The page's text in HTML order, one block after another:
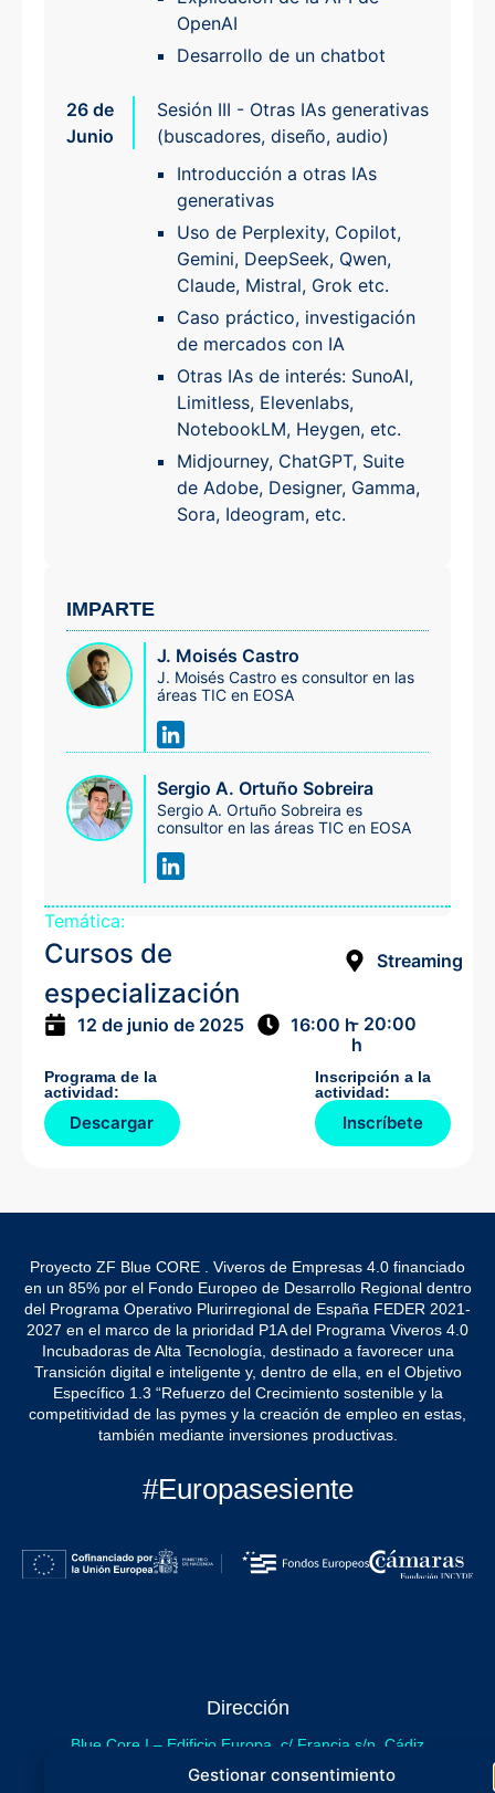
Gestionar consentimiento
OpenAI
Desarrollo de un chatbot
26 de
Junio
Sesión III - Otras IAs generativas
(buscadores, diseño, audio)
Introducción a otras IAs
generativas
Uso de Perplexity, Copilot,
Gemini, DeepSeek, Qwen,
Claude, Mistral, Grok etc.
Caso práctico, investigación
de mercados con IA
Otras IAs de interés: SunoAI,
Limitless, Elevenlabs,
NotebookLM, Heygen, etc.
Midjourney, ChatGPT, Suite
de Adobe, Designer, Gamma,
Sora, Ideogram, etc.
IMPARTE
J. Moisés Castro
J. Moisés Castro es consultor en las
áreas TIC en EOSA
Sergio A. Ortuño Sobreira
Sergio A. Ortuño Sobreira es
consultor en las áreas TIC en EOSA
Streaming
Temática:
Cursos de
especialización
12 de junio de 2025 16:00 h- 20:00
h
Programa de la
actividad:
Descargar
Inscripción a la
actividad:
Inscríbete
Proyecto ZF Blue CORE . Viveros de Empresas 4.0 financiado
en un 85% por el Fondo Europeo de Desarrollo Regional dentro
del Programa Operativo Plurirregional de España FEDER 2021-
2027 en el marco de la prioridad P1A del Programa Viveros 4.0
Incubadoras de Alta Tecnología, destinado a favorecer una
Transición digital e inteligente y, dentro de ella, en el Objetivo
Específico 1.3 “Refuerzo del Crecimiento sostenible y la
competitividad de las pymes y la creación de empleo en estas,
también mediante inversiones productivas.
#Europasesiente
Dirección
Blue Core I – Edificio Europa, c/ Francia s/n. Cádiz
sede provisional de Blue Core - Incubazul